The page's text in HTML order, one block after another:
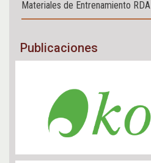
Materiales de Entrenamiento RDA
Publicaciones